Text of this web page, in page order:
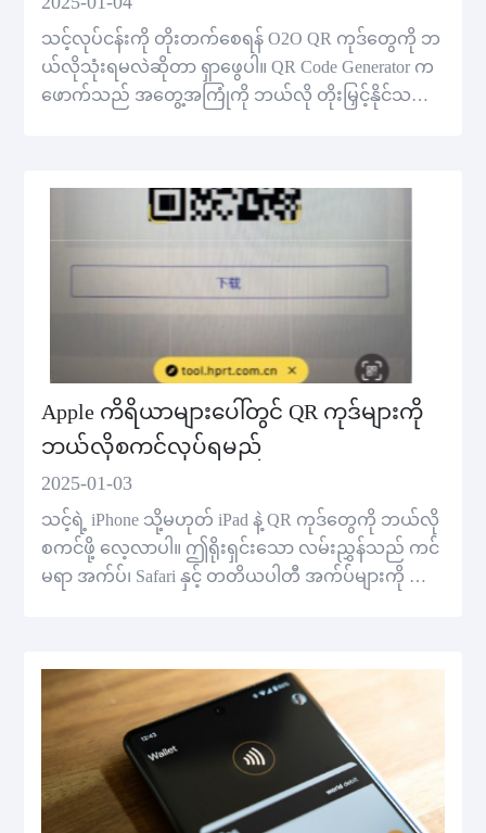
သင့်လုပ်ငန်းကို တိုးတက်စေရန် O2O QR ကုဒ်တွေကို ဘ
ယ်လိုသုံးရမလဲဆိုတာ ရှာဖွေပါ။ QR Code Generator က
ဖောက်သည် အတွေ့အကြုံကို ဘယ်လို တိုးမြှင့်နိုင်သလဲ၊
Apple ကိရိယာများပေါ်တွင် QR ကုဒ်များကို
ဘယ်လိုစကင်လုပ်ရမည်
2025-01-03
သင့်ရဲ့ iPhone သို့မဟုတ် iPad နဲ့ QR ကုဒ်တွေကို ဘယ်လို
စကင်ဖို့ လေ့လာပါ။ ဤရိုးရှင်းသော လမ်းညွှန်သည် ကင်
မရာ အက်ပ်၊ Safari နှင့် တတိယပါတီ အက်ပ်များကို ချော